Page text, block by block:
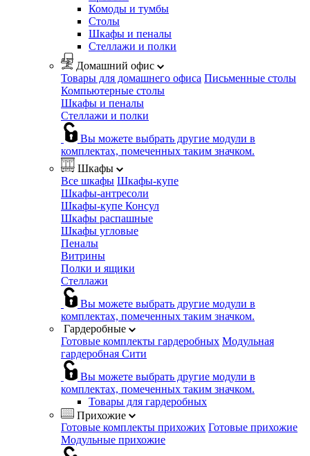
Комоды и тумбы
Столы
Шкафы и пеналы
Стеллажи и полки
Домашний офис
Товары для домашнего офиса Письменные столы
Компьютерные столы
Шкафы и пеналы
Стеллажи и полки
Вы можете выбрать другие модули в
комплектах, помеченных таким значком.
Шкафы
Все шкафы Шкафы-купе
Шкафы-антресоли
Шкафы-купе Консул
Шкафы распашные
Шкафы угловые
Пеналы
Витрины
Полки и ящики
Стеллажи
Вы можете выбрать другие модули в
комплектах, помеченных таким значком.
Гардеробные
Готовые комплекты гардеробных Модульная
гардеробная Сити
Вы можете выбрать другие модули в
комплектах, помеченных таким значком.
Товары для гардеробных
Прихожие
Готовые комплекты прихожих Готовые прихожие
Модульные прихожие